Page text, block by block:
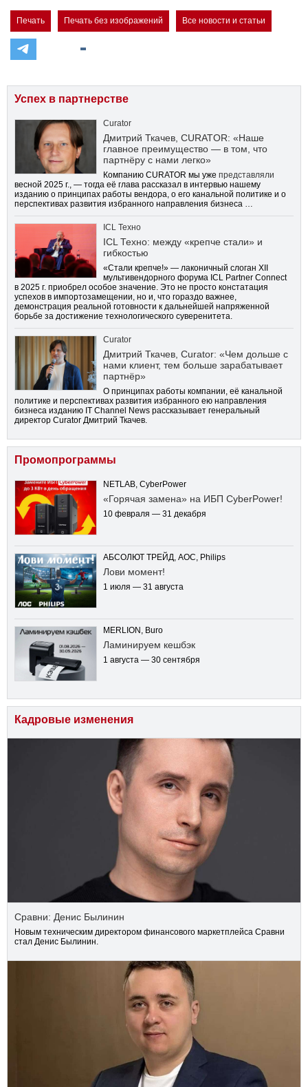
Печать Печать без изображений Все новости и статьи
Успех в партнерстве
Curator
Дмитрий Ткачев, CURATOR: «Наше
главное преимущество — в том, что
партнёру с нами легко»
Компанию CURATOR мы уже представляли
весной 2025 г., — тогда её глава рассказал в интервью нашему
изданию о принципах работы вендора, о его канальной политике и о
перспективах развития избранного направления бизнеса …
ICL Техно
ICL Техно: между «крепче стали» и
гибкостью
«Стали крепче!» — лаконичный слоган XII
мультивендорного форума ICL Partner Connect
в 2025 г. приобрел особое значение. Это не просто констатация
успехов в импортозамещении, но и, что гораздо важнее,
демонстрация реальной готовности к дальнейшей напряженной
борьбе за достижение технологического суверенитета.
Curator
Дмитрий Ткачев, Curator: «Чем дольше с
нами клиент, тем больше зарабатывает
партнёр»
О принципах работы компании, её канальной
политике и перспективах развития избранного ею направления
бизнеса изданию IT Channel News рассказывает генеральный
директор Curator Дмитрий Ткачев.
Промопрограммы
NETLAB, CyberPower
«Горячая замена» на ИБП CyberPower!
10 февраля — 31 декабря
АБСОЛЮТ ТРЕЙД, AOC, Philips
Лови момент!
1 июля — 31 августа
MERLION, Buro
Ламинируем кешбэк
1 августа — 30 сентября
Кадровые изменения
Сравни: Денис Былинин
Новым техническим директором финансового маркетплейса Сравни
стал Денис Былинин.